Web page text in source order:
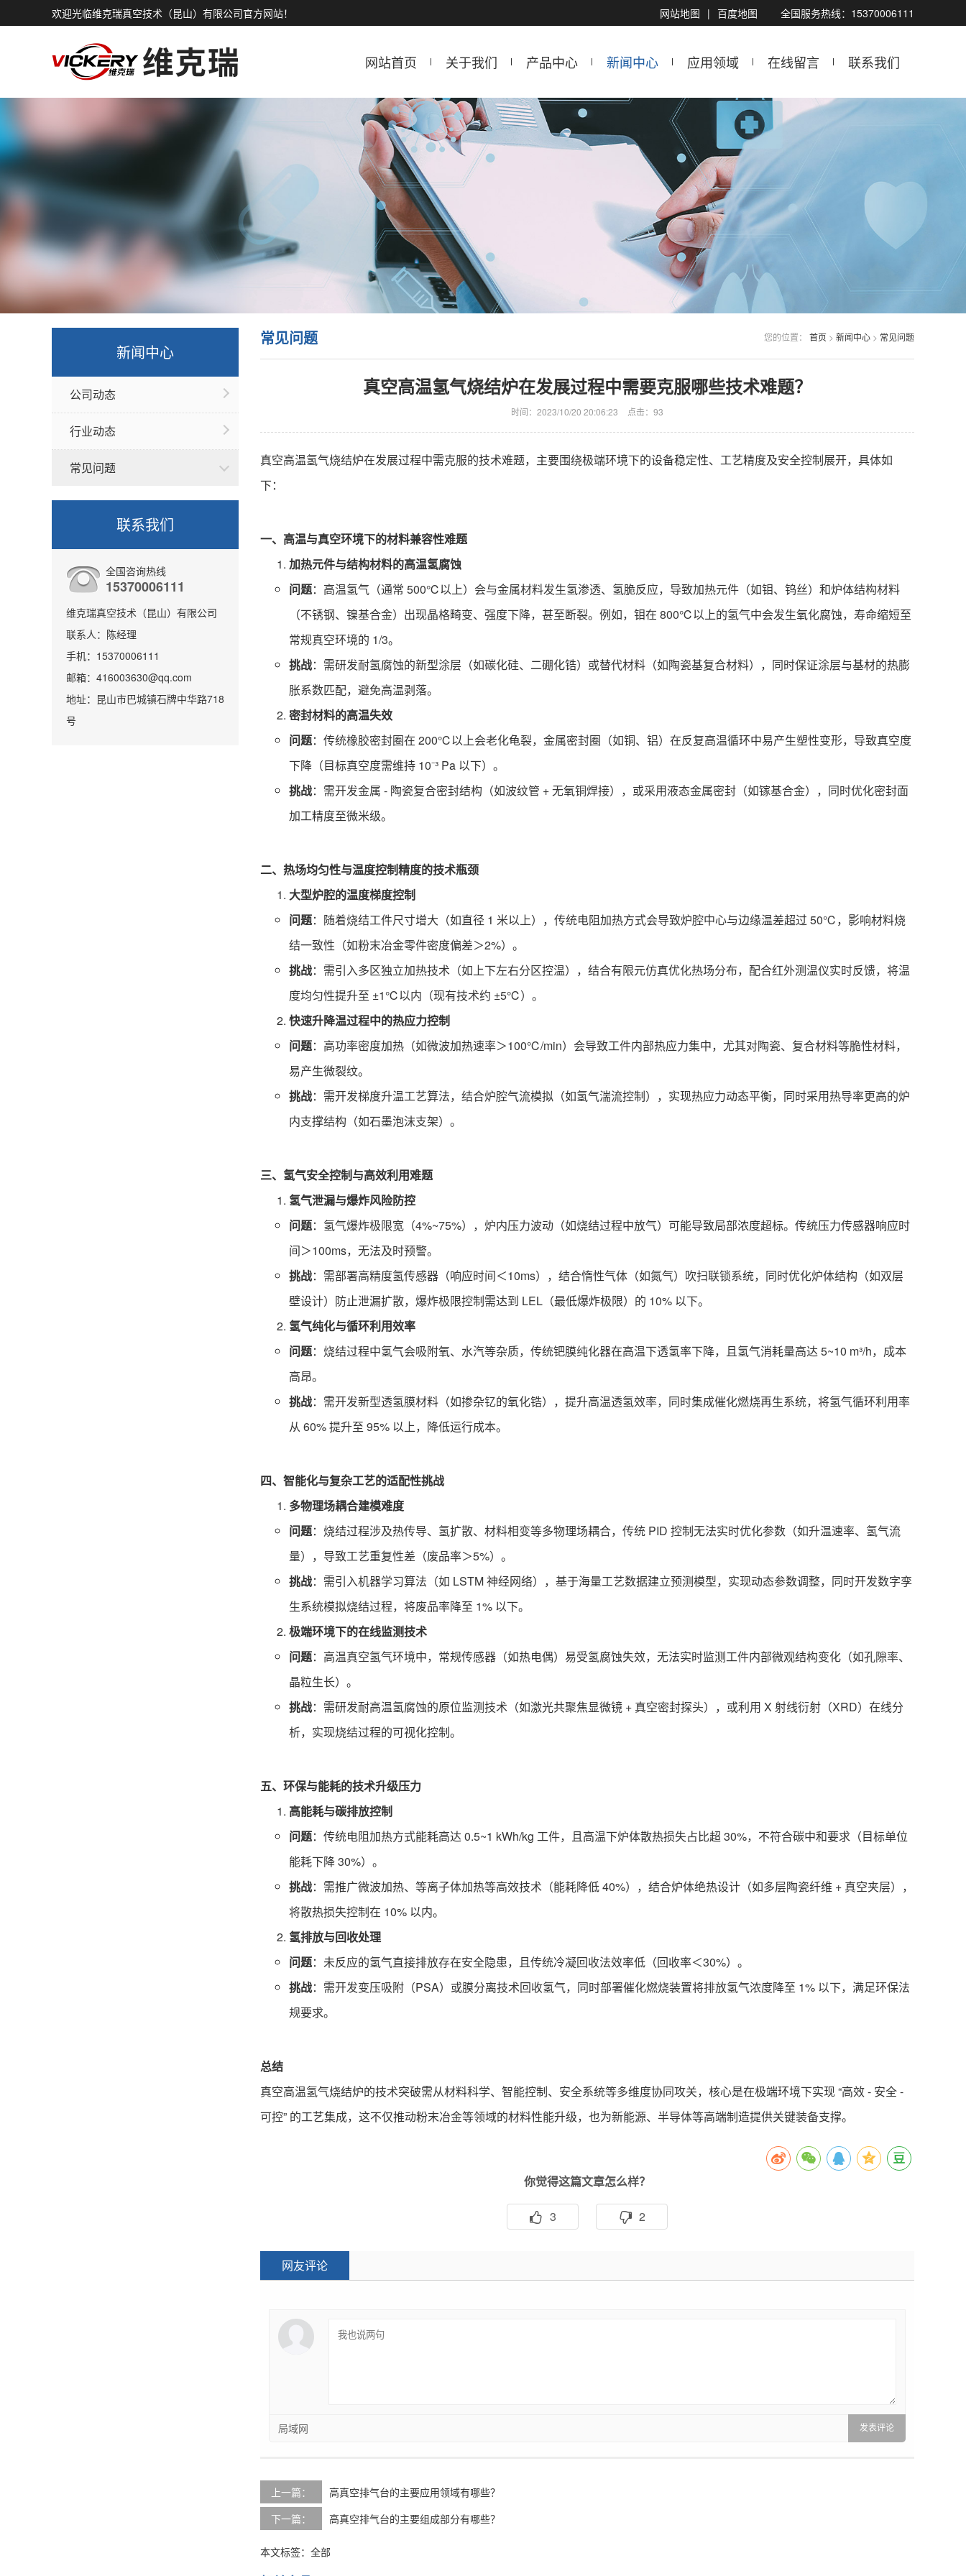
网站地图 | 百度地图 全国服务热线：15370006111
欢迎光临维克瑞真空技术（昆山）有限公司官方网站！
网站首页 关于我们 产品中心 新闻中心 应用领域 在线留言 联系我们
新闻中心
公司动态
行业动态
常见问题
联系我们
全国咨询热线
15370006111
维克瑞真空技术（昆山）有限公司
联系人：陈经理
手机：15370006111
邮箱：416003630@qq.com
地址：昆山市巴城镇石牌中华路718
号
您的位置： 首页 > 新闻中心 > 常见问题
常见问题
真空高温氢气烧结炉在发展过程中需要克服哪些技术难题？
时间：2023/10/20 20:06:23 点击： 93
真空高温氢气烧结炉在发展过程中需克服的技术难题，主要围绕极端环境下的设备稳定性、工艺精度及安全控制展开，具体如
下：
一、高温与真空环境下的材料兼容性难题
加热元件与结构材料的高温氢腐蚀
问题：高温氢气（通常 500℃以上）会与金属材料发生氢渗透、氢脆反应，导致加热元件（如钼、钨丝）和炉体结构材料
（不锈钢、镍基合金）出现晶格畸变、强度下降，甚至断裂。例如，钼在 800℃以上的氢气中会发生氧化腐蚀，寿命缩短至
常规真空环境的 1/3。
挑战：需研发耐氢腐蚀的新型涂层（如碳化硅、二硼化锆）或替代材料（如陶瓷基复合材料），同时保证涂层与基材的热膨
胀系数匹配，避免高温剥落。
密封材料的高温失效
问题：传统橡胶密封圈在 200℃以上会老化龟裂，金属密封圈（如铜、铝）在反复高温循环中易产生塑性变形，导致真空度
下降（目标真空度需维持 10⁻³ Pa 以下）。
挑战：需开发金属 - 陶瓷复合密封结构（如波纹管 + 无氧铜焊接），或采用液态金属密封（如镓基合金），同时优化密封面
加工精度至微米级。
二、热场均匀性与温度控制精度的技术瓶颈
大型炉腔的温度梯度控制
问题：随着烧结工件尺寸增大（如直径 1 米以上），传统电阻加热方式会导致炉腔中心与边缘温差超过 50℃，影响材料烧
结一致性（如粉末冶金零件密度偏差＞2%）。
挑战：需引入多区独立加热技术（如上下左右分区控温），结合有限元仿真优化热场分布，配合红外测温仪实时反馈，将温
度均匀性提升至 ±1℃以内（现有技术约 ±5℃）。
快速升降温过程中的热应力控制
问题：高功率密度加热（如微波加热速率＞100℃/min）会导致工件内部热应力集中，尤其对陶瓷、复合材料等脆性材料，
易产生微裂纹。
挑战：需开发梯度升温工艺算法，结合炉腔气流模拟（如氢气湍流控制），实现热应力动态平衡，同时采用热导率更高的炉
内支撑结构（如石墨泡沫支架）。
三、氢气安全控制与高效利用难题
氢气泄漏与爆炸风险防控
问题：氢气爆炸极限宽（4%~75%），炉内压力波动（如烧结过程中放气）可能导致局部浓度超标。传统压力传感器响应时
间＞100ms，无法及时预警。
挑战：需部署高精度氢传感器（响应时间＜10ms），结合惰性气体（如氮气）吹扫联锁系统，同时优化炉体结构（如双层
壁设计）防止泄漏扩散，爆炸极限控制需达到 LEL（最低爆炸极限）的 10% 以下。
氢气纯化与循环利用效率
问题：烧结过程中氢气会吸附氧、水汽等杂质，传统钯膜纯化器在高温下透氢率下降，且氢气消耗量高达 5~10 m³/h，成本
高昂。
挑战：需开发新型透氢膜材料（如掺杂钇的氧化锆），提升高温透氢效率，同时集成催化燃烧再生系统，将氢气循环利用率
从 60% 提升至 95% 以上，降低运行成本。
四、智能化与复杂工艺的适配性挑战
多物理场耦合建模难度
问题：烧结过程涉及热传导、氢扩散、材料相变等多物理场耦合，传统 PID 控制无法实时优化参数（如升温速率、氢气流
量），导致工艺重复性差（废品率＞5%）。
挑战：需引入机器学习算法（如 LSTM 神经网络），基于海量工艺数据建立预测模型，实现动态参数调整，同时开发数字孪
生系统模拟烧结过程，将废品率降至 1% 以下。
极端环境下的在线监测技术
问题：高温真空氢气环境中，常规传感器（如热电偶）易受氢腐蚀失效，无法实时监测工件内部微观结构变化（如孔隙率、
晶粒生长）。
挑战：需研发耐高温氢腐蚀的原位监测技术（如激光共聚焦显微镜 + 真空密封探头），或利用 X 射线衍射（XRD）在线分
析，实现烧结过程的可视化控制。
五、环保与能耗的技术升级压力
高能耗与碳排放控制
问题：传统电阻加热方式能耗高达 0.5~1 kWh/kg 工件，且高温下炉体散热损失占比超 30%，不符合碳中和要求（目标单位
能耗下降 30%）。
挑战：需推广微波加热、等离子体加热等高效技术（能耗降低 40%），结合炉体绝热设计（如多层陶瓷纤维 + 真空夹层），
将散热损失控制在 10% 以内。
氢排放与回收处理
问题：未反应的氢气直接排放存在安全隐患，且传统冷凝回收法效率低（回收率＜30%）。
挑战：需开发变压吸附（PSA）或膜分离技术回收氢气，同时部署催化燃烧装置将排放氢气浓度降至 1% 以下，满足环保法
规要求。
总结
真空高温氢气烧结炉的技术突破需从材料科学、智能控制、安全系统等多维度协同攻关，核心是在极端环境下实现 “高效 - 安全 -
可控” 的工艺集成，这不仅推动粉末冶金等领域的材料性能升级，也为新能源、半导体等高端制造提供关键装备支撑。
你觉得这篇文章怎么样？
3 2
网友评论
局域网
上一篇：
高真空排气台的主要应用领域有哪些？
下一篇：
高真空排气台的主要组成部分有哪些？
本文标签： 全部